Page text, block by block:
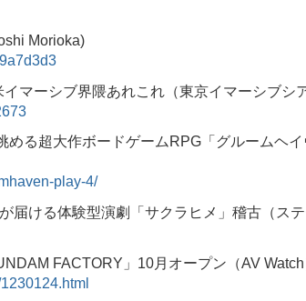
Morioka)
マーシブ界隈あれこれ（東京イマーシブシ
る超大作ボードゲームRPG「グルームヘ
play-4/
届ける体験型演劇「サクラヒメ」稽古（ステ
FACTORY」10月オープン（AV Watch